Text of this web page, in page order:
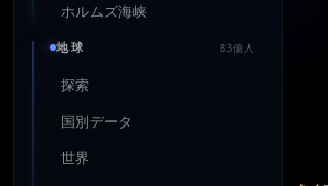
ホルムズ海峡
地球 83億人
探索
国別データ
世界